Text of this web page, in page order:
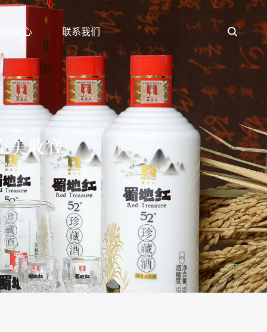
频中心 联系我们
美收官